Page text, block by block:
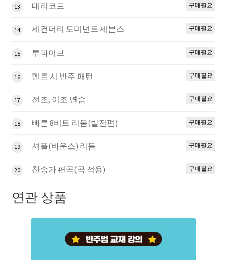
13 대리코드 구매필요
14 세컨더리 도미넌트 세븐스 구매필요
15 투파이브 구매필요
16 멘트 시 반주 패턴 구매필요
17 전조, 이조 연습 구매필요
18 빠른 8비트 리듬(발전편) 구매필요
19 셔플(바운스) 리듬 구매필요
20 찬송가 편곡(곡 적용) 구매필요
연관 상품